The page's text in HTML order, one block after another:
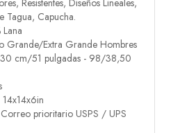
Tagua, Capucha.
Grande/Extra Grande Hombres
cm/51 pulgadas - 98/38,50
prioritario USPS / UPS